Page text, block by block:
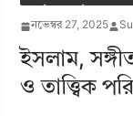
নভেম্বর 27, 2025
ইসলাম,
ও তাত্ত্বিক